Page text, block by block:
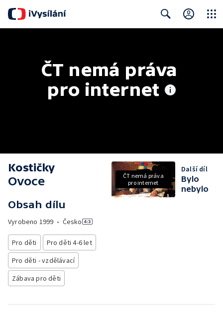
ČT nemá práva
pro internet
Kostičky
Ovoce
Obsah dílu
Vyrobeno 1999 • Česko
Pro děti
Pro děti 4-6 let
Pro děti - vzdělávací
Zábava pro děti
ČT nemá práva
pro internet
Další díl
Bylo
nebylo